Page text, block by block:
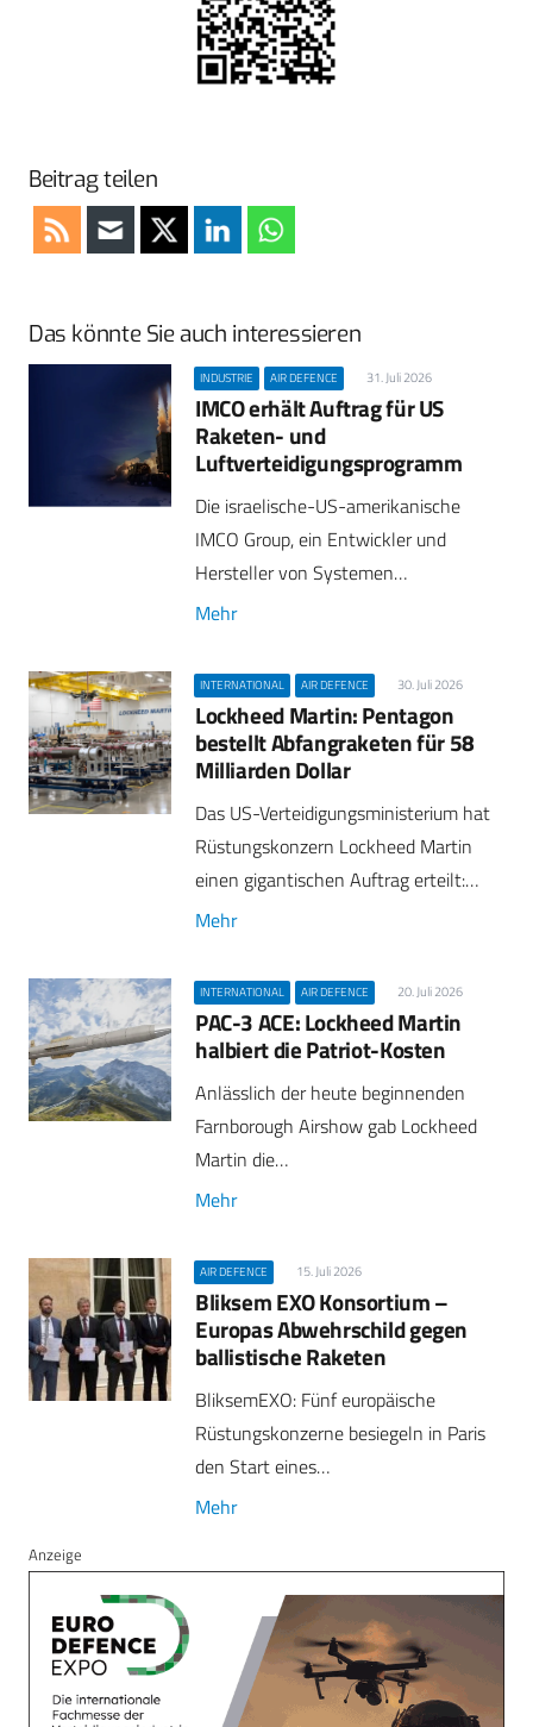
Beitrag teilen
Das könnte Sie auch interessieren
INDUSTRIE AIR DEFENCE 31. Juli 2026
IMCO erhält Auftrag für US
Raketen- und
Luftverteidigungsprogramm
Die israelische-US-amerikanische
IMCO Group, ein Entwickler und
Hersteller von Systemen…
Mehr
INTERNATIONAL AIR DEFENCE 30. Juli 2026
Lockheed Martin: Pentagon
bestellt Abfangraketen für 58
Milliarden Dollar
Das US-Verteidigungsministerium hat
Rüstungskonzern Lockheed Martin
einen gigantischen Auftrag erteilt:…
Mehr
INTERNATIONAL AIR DEFENCE 20. Juli 2026
PAC-3 ACE: Lockheed Martin
halbiert die Patriot-Kosten
Anlässlich der heute beginnenden
Farnborough Airshow gab Lockheed
Martin die…
Mehr
AIR DEFENCE 15. Juli 2026
Bliksem EXO Konsortium –
Europas Abwehrschild gegen
ballistische Raketen
BliksemEXO: Fünf europäische
Rüstungskonzerne besiegeln in Paris
den Start eines…
Mehr
Anzeige